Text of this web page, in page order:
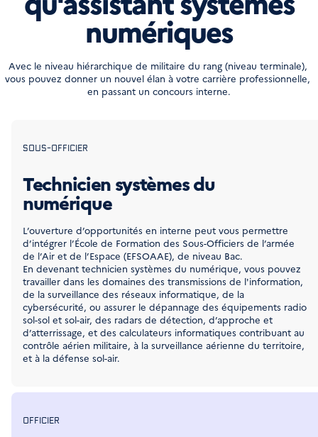
numériques
Avec le niveau hiérarchique de militaire du rang (niveau terminale),
vous pouvez donner un nouvel élan à votre carrière professionnelle,
en passant un concours interne.
SOUS-OFFICIER
Technicien systèmes du
numérique
L’ouverture d’opportunités en interne peut vous permettre
d’intégrer l’École de Formation des Sous-Officiers de l’armée
de l’Air et de l’Espace (EFSOAAE), de niveau Bac.
En devenant technicien systèmes du numérique, vous pouvez
travailler dans les domaines des transmissions de l'information,
de la surveillance des réseaux informatique, de la
cybersécurité, ou assurer le dépannage des équipements radio
sol-sol et sol-air, des radars de détection, d’approche et
d’atterrissage, et des calculateurs informatiques contribuant au
contrôle aérien militaire, à la surveillance aérienne du territoire,
et à la défense sol-air.
OFFICIER